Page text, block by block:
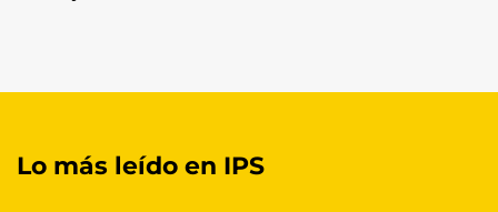
Lo más leído en IPS